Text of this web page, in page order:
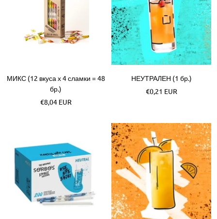
МИКС (12 вкуса х 4 сламки = 48
бр.)
Akční
€8,04 EUR
НЕУТРАЛЕН (1 бр.)
Akční
€0,21 EUR